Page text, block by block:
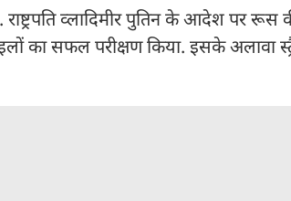
व्लादिमीर पुतिन के आदेश पर रूस
का सफल परीक्षण किया. इसके अलावा